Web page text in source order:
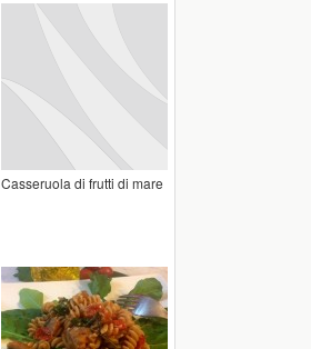
Casseruola di frutti di mare